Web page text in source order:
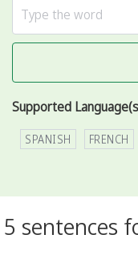
Supported
SPANISH FRENCH
5 sentences